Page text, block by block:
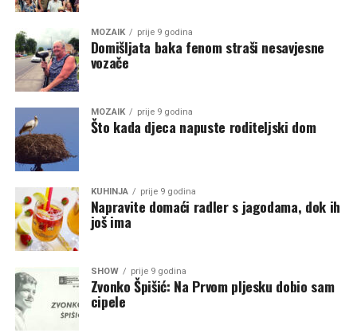
MOZAIK prije 9 godina
Domišljata baka fenom straši nesavjesne
vozače
MOZAIK prije 9 godina
Što kada djeca napuste roditeljski dom
KUHINJA prije 9 godina
Napravite domaći radler s jagodama, dok ih
još ima
SHOW prije 9 godina
Zvonko Špišić: Na Prvom pljesku dobio sam
cipele